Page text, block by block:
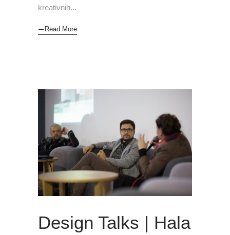
kreativnih
Read More
Design Talks | Hala